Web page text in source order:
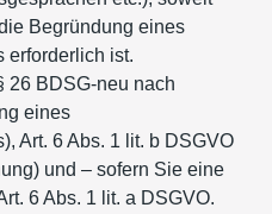
Begründung eines
erforderlich ist.
26 BDSG-neu nach
eines
Art. 6 Abs. 1 lit. b DSGVO
und – sofern Sie eine
6 Abs. 1 lit. a DSGVO.